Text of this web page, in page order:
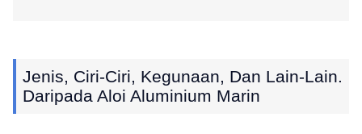
Jenis, Ciri-Ciri, Kegunaan, Dan Lain-Lain.
Daripada Aloi Aluminium Marin